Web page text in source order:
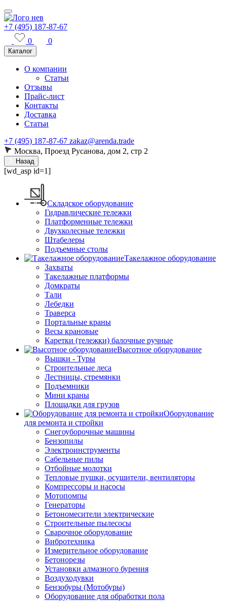
+7 (495) 187-87-67
0
0
Каталог
О компании
Статьи
Отзывы
Прайс-лист
Контакты
Доставка
Статьи
+7 (495) 187-87-67 zakaz@arenda.trade
Москва, Проезд Русанова, дом 2, стр 2
Назад
[wd_asp id=1]
Складское оборудование
Гидравлические тележки
Платформенные тележки
Двухколесные тележки
Штабелеры
Подъемные столы
Такелажное оборудование
Захваты
Такелажные платформы
Домкраты
Тали
Лебедки
Траверса
Портальные краны
Весы крановые
Каретки (тележки) балочные ручные
Высотное оборудование
Вышки - Туры
Строительные леса
Лестницы, стремянки
Подъемники
Мини краны
Площадки для грузов
Оборудование
для ремонта и стройки
Снегоуборочные машины
Бензопилы
Электроинструменты
Сабельные пилы
Отбойные молотки
Тепловые пушки, осушители, вентиляторы
Компрессоры и насосы
Мотопомпы
Генераторы
Бетономесители электрические
Строительные пылесосы
Сварочное оборудование
Вибротехника
Измерительное оборудование
Бетонорезы
Установки алмазного бурения
Воздуходувки
Бензобуры (Мотобуры)
Оборудование для обработки пола